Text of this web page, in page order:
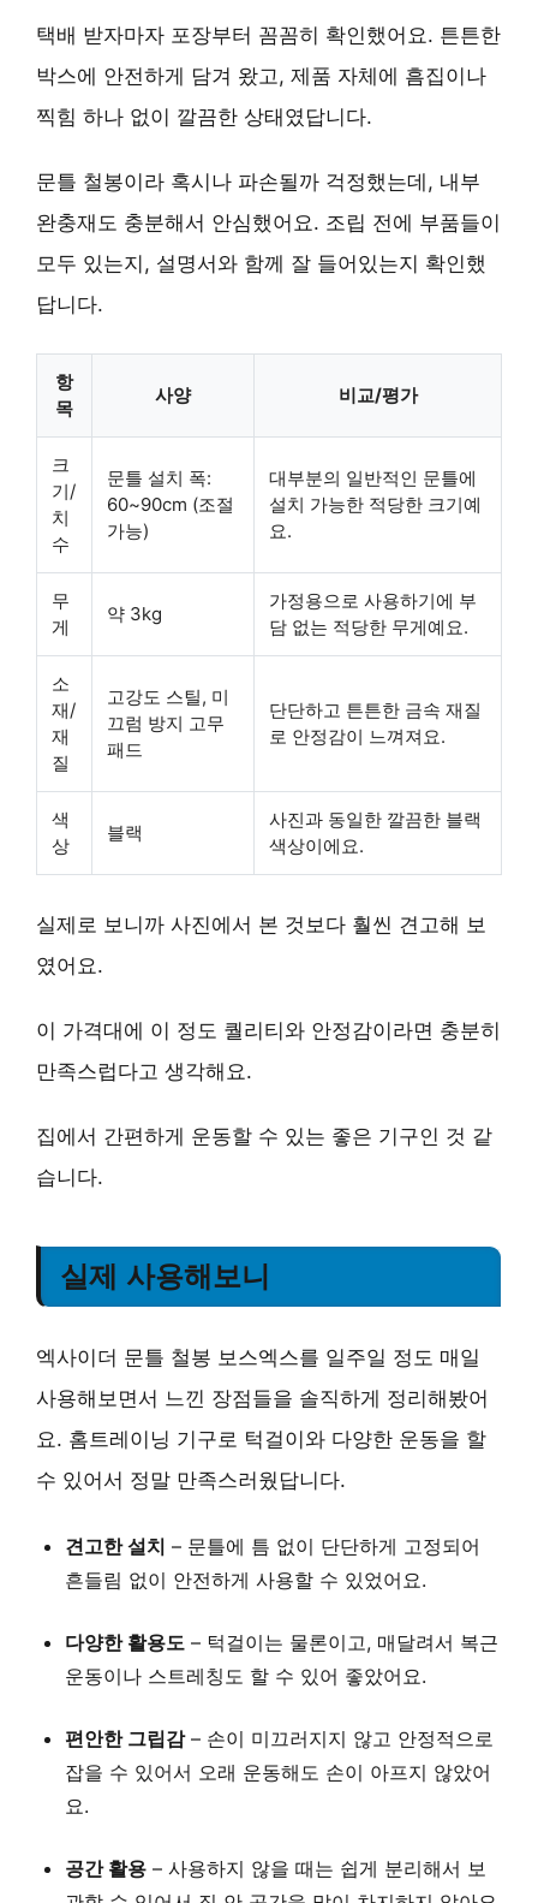
택배 받자마자 포장부터 꼼꼼히 확인했어요. 튼튼한
박스에 안전하게 담겨 왔고, 제품 자체에 흠집이나
찍힘 하나 없이 깔끔한 상태였답니다.
문틀 철봉이라 혹시나 파손될까 걱정했는데, 내부
완충재도 충분해서 안심했어요. 조립 전에 부품들이
모두 있는지, 설명서와 함께 잘 들어있는지 확인했
답니다.
항
목
사양 비교/평가
크
기/
치
수
문틀 설치 폭:
60~90cm (조절
가능)
대부분의 일반적인 문틀에
설치 가능한 적당한 크기예
요.
무
게
약 3kg
가정용으로 사용하기에 부
담 없는 적당한 무게예요.
소
재/
재
질
고강도 스틸, 미
끄럼 방지 고무
패드
단단하고 튼튼한 금속 재질
로 안정감이 느껴져요.
색
상
블랙
사진과 동일한 깔끔한 블랙
색상이에요.
실제로 보니까 사진에서 본 것보다 훨씬 견고해 보
였어요.
이 가격대에 이 정도 퀄리티와 안정감이라면 충분히
만족스럽다고 생각해요.
집에서 간편하게 운동할 수 있는 좋은 기구인 것 같
습니다.
실제 사용해보니
엑사이더 문틀 철봉 보스엑스를 일주일 정도 매일
사용해보면서 느낀 장점들을 솔직하게 정리해봤어
요. 홈트레이닝 기구로 턱걸이와 다양한 운동을 할
수 있어서 정말 만족스러웠답니다.
견고한 설치 – 문틀에 틈 없이 단단하게 고정되어
흔들림 없이 안전하게 사용할 수 있었어요.
다양한 활용도 – 턱걸이는 물론이고, 매달려서 복근
운동이나 스트레칭도 할 수 있어 좋았어요.
편안한 그립감– 손이 미끄러지지 않고 안정적으로
잡을 수 있어서 오래 운동해도 손이 아프지 않았어
요.
공간 활용 – 사용하지 않을 때는 쉽게 분리해서 보